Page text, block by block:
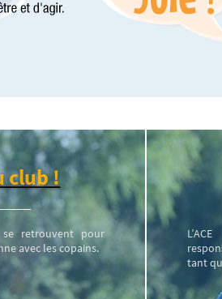
club !
retrouvent pour
avec les copains.
tant